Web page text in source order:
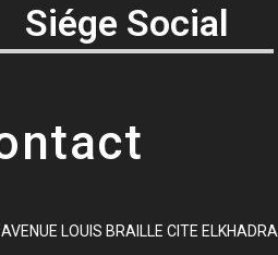
Siége Social
LOUIS BRAILLE CITE ELKHADRA